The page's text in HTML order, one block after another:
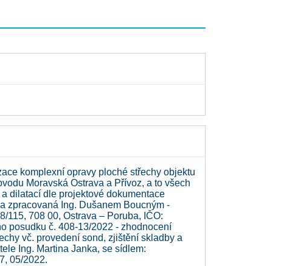
komplexní opravy ploché střechy objektu
Moravská Ostrava a Přívoz, a to všech
dilatací dle projektové dokumentace
zpracovaná Ing. Dušanem Boucným -
115, 708 00, Ostrava – Poruba, IČO:
posudku č. 408-13/2022 - zhodnocení
vč. provedení sond, zjištění skladby a
Ing. Martina Janka, se sídlem:
05/2022.